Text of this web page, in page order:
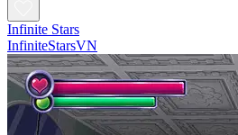
Infinite Stars
InfiniteStarsVN